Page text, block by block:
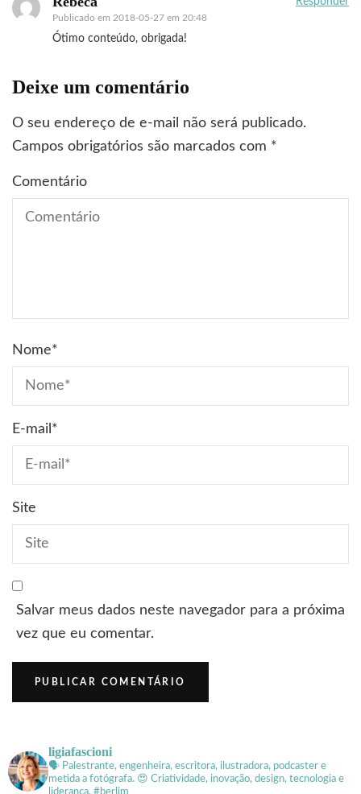
Publicado em 2018-05-27 em 20:48
Ótimo conteúdo, obrigada!
Deixe um comentário
O seu endereço de e-mail não será publicado.
Campos obrigatórios são marcados com *
Comentário
Nome*
E-mail *
Site
Salvar meus dados neste navegador para a próxima
vez que eu comentar.
ligiafascioni
🗣 Palestrante, engenheira, escritora, ilustradora, podcaster e
metida a fotógrafa. 😍 Criatividade, inovação, design, tecnologia e